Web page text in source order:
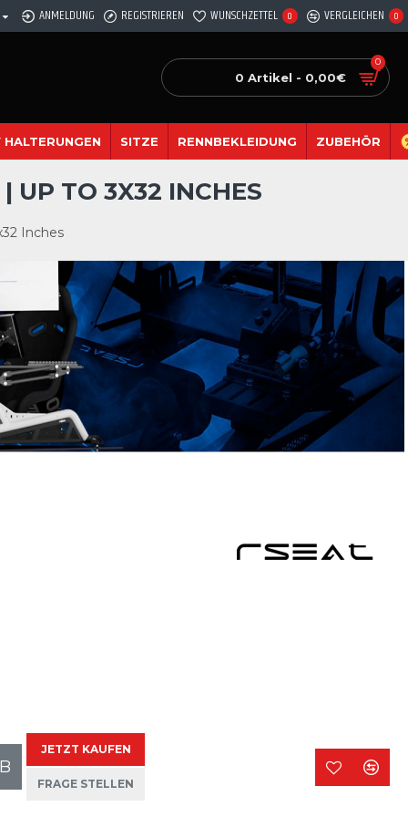
ANMELDUNG REGISTRIEREN WUNSCHZETTEL 0 VERGLEICHEN 0
0 Artikel - 0,00€
0
HALTERUNGEN SITZE RENNBEKLEIDUNG ZUBEHÖR
Inches
UP TO 3X32 INCHES
JETZT KAUFEN
FRAGE STELLEN